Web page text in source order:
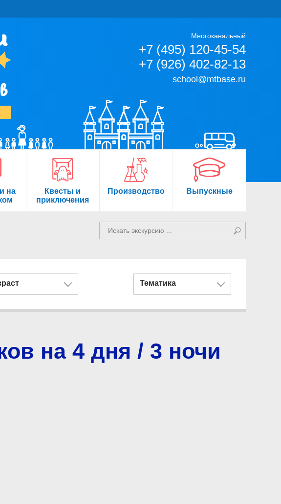
Многоканальный
+7 (495) 120-45-54
+7 (926) 402-82-13
school@mtbase.ru
на
Квесты и
приключения
Производство Выпускные
Тематика
на 4 дня / 3 ночи